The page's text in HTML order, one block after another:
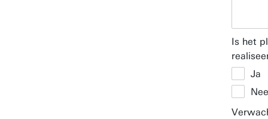
Is het
Ja
Nee